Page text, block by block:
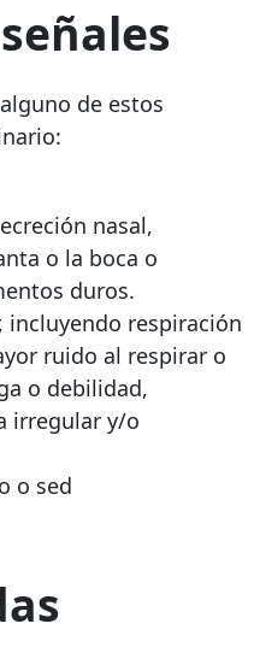
de estos
nasal,
o la boca o
duros.
incluyendo respiración
ruido al respirar o
o debilidad,
irregular y/o
o sed